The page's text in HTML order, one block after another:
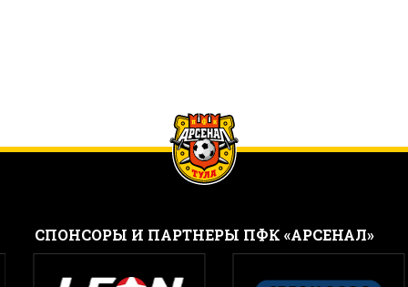
CПОНСОРЫ И ПАРТНЕРЫ ПФК «АРСЕНАЛ»